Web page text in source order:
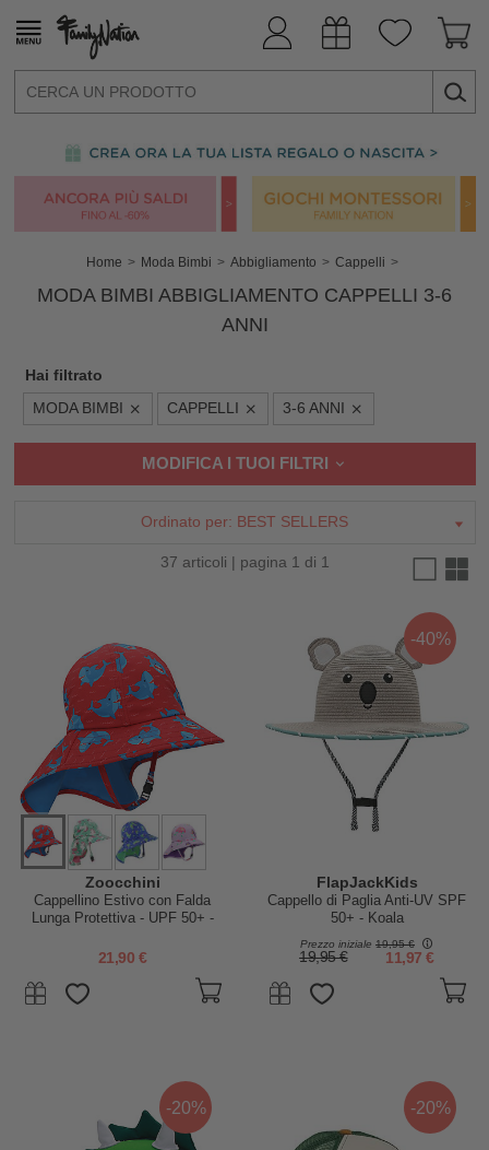
Home Moda Bimbi Abbigliamento Cappelli
MODA BIMBI ABBIGLIAMENTO CAPPELLI 3-6
ANNI
Hai filtrato
MODA BIMBI CAPPELLI 3-6 ANNI
MODIFICA I TUOI FILTRI
Ordinato per: BEST SELLERS
37 articoli | pagina 1 di 1
Zoocchini
Cappellino Estivo con Falda
Lunga Protettiva - UPF 50+ -
21,90 €
-40%
FlapJackKids
Cappello di Paglia Anti-UV SPF
50+ - Koala
Prezzo iniziale 19,95 €
19,95 € 11,97 €
-20% -20%